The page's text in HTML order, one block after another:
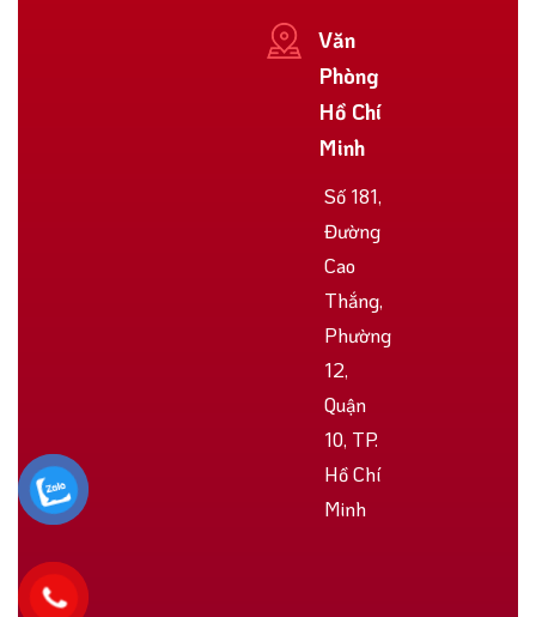
Văn
Phòng
Hồ Chí
Minh
Số 181,
Đường
Cao
Thắng,
Phường
12,
Quận
10, TP.
Hồ Chí
Minh